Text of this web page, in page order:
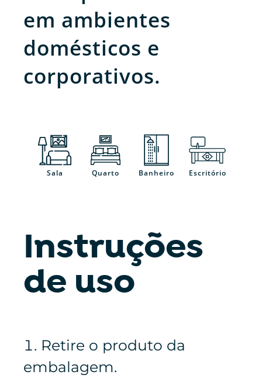
em ambientes
domésticos e
corporativos.
Sala Quarto Banheiro Escritório
Instruções
de uso
Retire o produto da
embalagem.